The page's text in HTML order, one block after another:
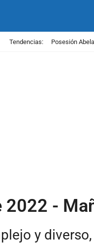
Tendencias: Posesión
2022 -
y